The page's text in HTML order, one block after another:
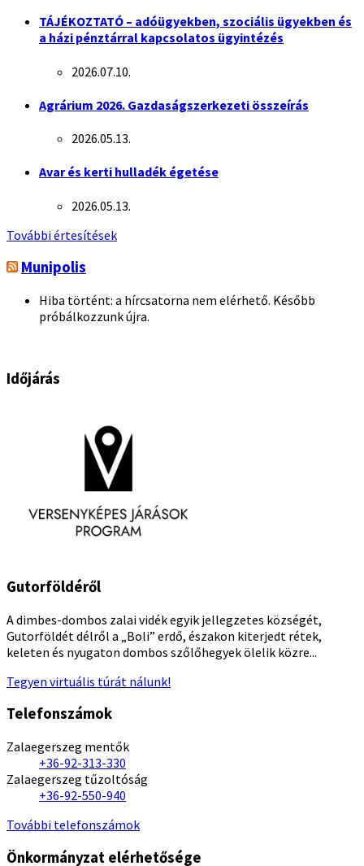
TÁJÉKOZTATÓ – adóügyekben, szociális ügyekben és
a házi pénztárral kapcsolatos ügyintézés
2026.07.10.
Agrárium 2026. Gazdaságszerkezeti összeírás
2026.05.13.
Avar és kerti hulladék égetése
2026.05.13.
További értesítések
Munipolis
Hiba történt: a hírcsatorna nem elérhető. Később
próbálkozzunk újra.
Időjárás
Gutorföldéről
A dimbes-dombos zalai vidék egyik jellegzetes községét,
Gutorföldét délről a „Boli” erdő, északon kiterjedt rétek,
keleten és nyugaton dombos szőlőhegyek ölelik közre...
Tegyen virtuális túrát nálunk!
Telefonszámok
Zalaegerszeg mentők
+36-92-313-330
Zalaegerszeg tűzoltóság
+36-92-550-940
További telefonszámok
Önkormányzat elérhetősége